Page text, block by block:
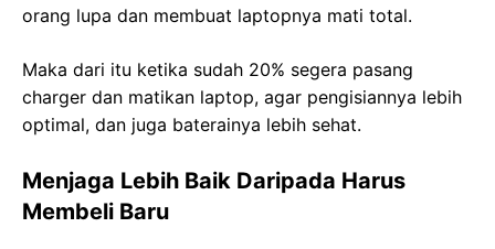
orang lupa dan membuat laptopnya mati total.
Maka dari itu ketika sudah 20% segera pasang
charger dan matikan laptop, agar pengisiannya lebih
optimal, dan juga baterainya lebih sehat.
Menjaga Lebih Baik Daripada Harus
Membeli Baru